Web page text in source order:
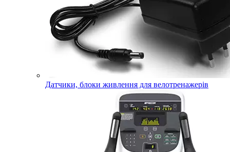
Датчики, блоки живлення для велотренажерів